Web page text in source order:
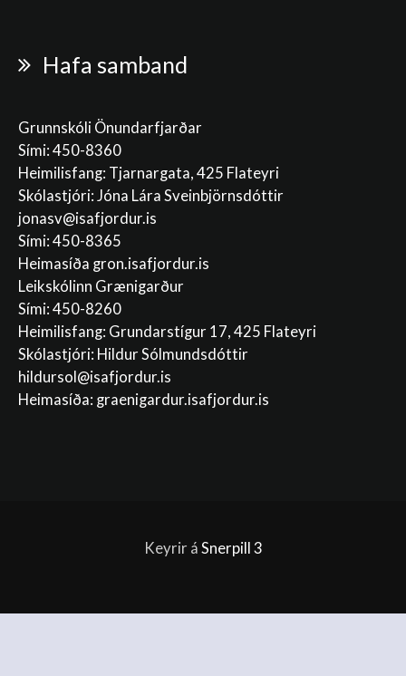
Hafa samband
Grunnskóli Önundarfjarðar
Sími: 450-8360
Heimilisfang: Tjarnargata, 425 Flateyri
Skólastjóri: Jóna Lára Sveinbjörnsdóttir
jonasv@isafjordur.is
Sími: 450-8365
Heimasíða gron.isafjordur.is
Leikskólinn Grænigarður
Sími: 450-8260
Heimilisfang: Grundarstígur 17, 425 Flateyri
Skólastjóri: Hildur Sólmundsdóttir
hildursol@isafjordur.is
Heimasíða: graenigardur.isafjordur.is
Keyrir á Snerpill 3